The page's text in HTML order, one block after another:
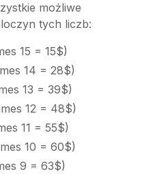
możliwe
tych liczb:
15 = 15$)
14 = 28$)
13 = 39$)
12 = 48$)
11 = 55$)
10 = 60$)
9 = 63$)